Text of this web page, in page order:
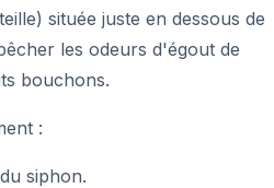
située juste en dessous de
les odeurs d'égout de
bouchons.
:
siphon.